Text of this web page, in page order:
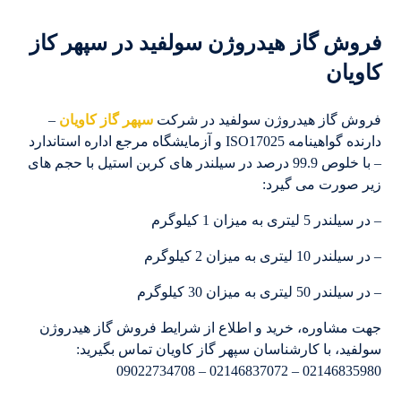
فروش گاز هیدروژن سولفید در سپهر کاز
کاویان
فروش گاز هیدروژن سولفید در شرکتسپهر گاز کاویان –
دارنده گواهینامه ISO17025 و آزمایشگاه مرجع اداره استاندارد
– با خلوص 99.9 درصد در سیلندر های کربن استیل با حجم های
زیر صورت می گیرد:
– در سیلندر 5 لیتری به میزان 1 کیلوگرم
– در سیلندر 10 لیتری به میزان 2 کیلوگرم
– در سیلندر 50 لیتری به میزان 30 کیلوگرم
جهت مشاوره، خرید و اطلاع از شرایط فروش گاز هیدروژن
سولفید، با کارشناسان سپهر گاز کاویان تماس بگیرید:
02146835980 – 02146837072 – 09022734708